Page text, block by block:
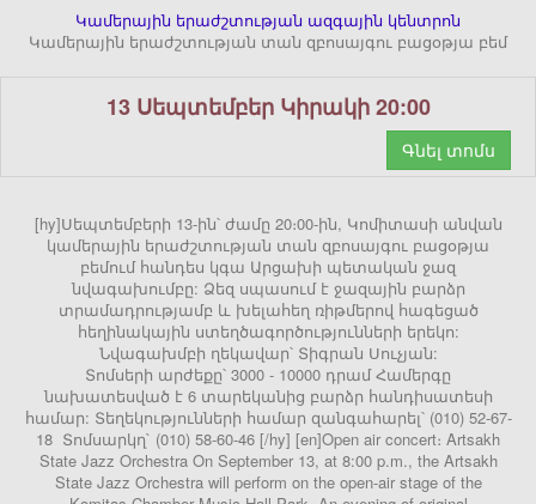
Կամերային երաժշտության ազգային կենտրոն
Կամերային երաժշտության տան զբոսայգու բացօթյա բեմ
13 Սեպտեմբեր Կիրակի 20:00
Գնել տոմս
[hy]Սեպտեմբերի 13-ին՝ ժամը 20։00-ին, Կոմիտասի անվան
կամերային երաժշտության տան զբոսայգու բացօթյա
բեմում հանդես կգա Արցախի պետական ջազ
նվագախումբը: Ձեզ սպասում է ջազային բարձր
տրամադրությամբ և խելահեղ ռիթմերով հագեցած
հեղինակային ստեղծագործությունների երեկո:
Նվագախմբի ղեկավար՝ Տիգրան Սուչյան:
Տոմսերի արժեքը՝ 3000 - 10000 դրամ Համերգը
նախատեսված է 6 տարեկանից բարձր հանդիսատեսի
համար: Տեղեկությունների համար զանգահարել՝ (010) 52-67-
18 Տոմսարկղ` (010) 58-60-46 [/hy] [en]Open air concert։ Artsakh
State Jazz Orchestra On September 13, at 8:00 p.m., the Artsakh
State Jazz Orchestra will perform on the open-air stage of the